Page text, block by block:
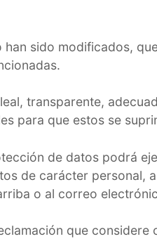
sido modificados,
transparente,
para que estos se
de datos podrá
de carácter personal,
o al correo
que considere